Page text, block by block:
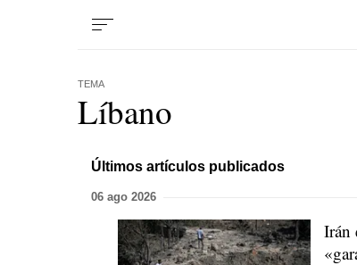
TEMA
Líbano
Últimos artículos publicados
06 ago 2026
Irán